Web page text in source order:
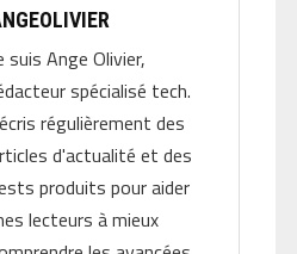
suis Ange Olivier,
spécialisé tech.
régulièrement des
d'actualité et des
produits pour aider
lecteurs à mieux